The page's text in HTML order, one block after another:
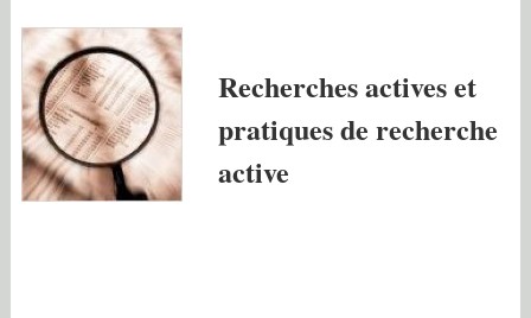
Recherches actives et
pratiques de recherche
active